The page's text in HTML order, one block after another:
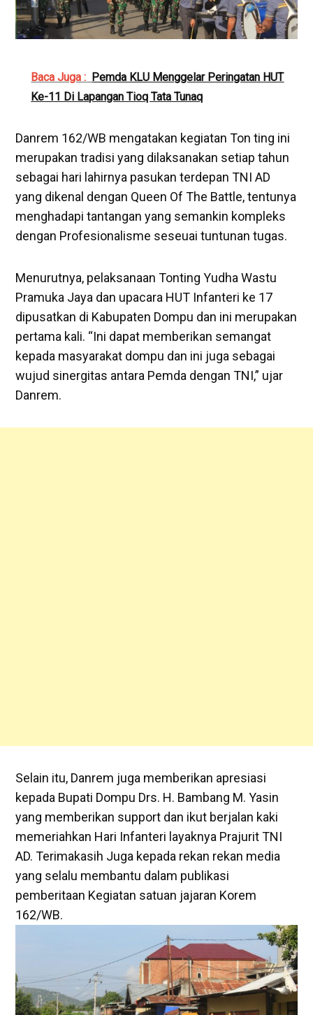
Baca Juga : Pemda KLU Menggelar Peringatan HUT
Ke-11 Di Lapangan Tioq Tata Tunaq
Danrem 162/WB mengatakan kegiatan Ton ting ini
merupakan tradisi yang dilaksanakan setiap tahun
sebagai hari lahirnya pasukan terdepan TNI AD
yang dikenal dengan Queen Of The Battle, tentunya
menghadapi tantangan yang semankin kompleks
dengan Profesionalisme seseuai tuntunan tugas.
Menurutnya, pelaksanaan Tonting Yudha Wastu
Pramuka Jaya dan upacara HUT Infanteri ke 17
dipusatkan di Kabupaten Dompu dan ini merupakan
pertama kali. “Ini dapat memberikan semangat
kepada masyarakat dompu dan ini juga sebagai
wujud sinergitas antara Pemda dengan TNI,” ujar
Danrem.
Selain itu, Danrem juga memberikan apresiasi
kepada Bupati Dompu Drs. H. Bambang M. Yasin
yang memberikan support dan ikut berjalan kaki
memeriahkan Hari Infanteri layaknya Prajurit TNI
AD. Terimakasih Juga kepada rekan rekan media
yang selalu membantu dalam publikasi
pemberitaan Kegiatan satuan jajaran Korem
162/WB.